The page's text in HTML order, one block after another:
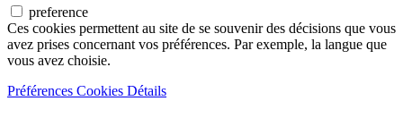
preference
Ces cookies permettent au site de se souvenir des décisions que vous
avez prises concernant vos préférences. Par exemple, la langue que
vous avez choisie.
Préférences Cookies Détails